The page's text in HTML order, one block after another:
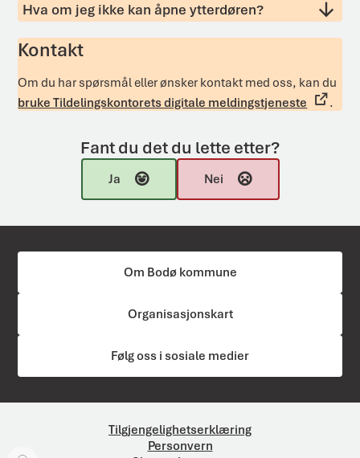
Hva om jeg ikke kan åpne ytterdøren?
Kontakt
Om du har spørsmål eller ønsker kontakt med oss, kan du
bruke Tildelingskontorets digitale meldingstjeneste
.
Fant du det du lette etter?
Ja Nei
Om Bodø kommune
Organisasjonskart
Følg oss i sosiale medier
Tilgjengelighetserklæring
Personvern